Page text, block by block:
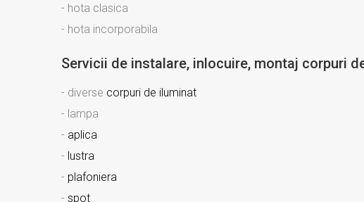
- hota clasica
- hota incorporabila
Servicii de instalare, inlocuire, montaj corpuri
- diverse corpuri de iluminat
- lampa
- aplica
- lustra
- plafoniera
- spot